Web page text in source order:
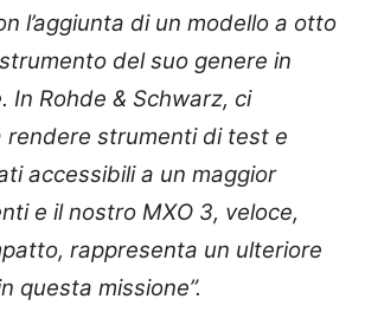
l’aggiunta di un modello a otto
strumento del suo genere in
In Rohde & Schwarz, ci
rendere strumenti di test e
accessibili a un maggior
e il nostro MXO 3, veloce,
rappresenta un ulteriore
questa missione”.